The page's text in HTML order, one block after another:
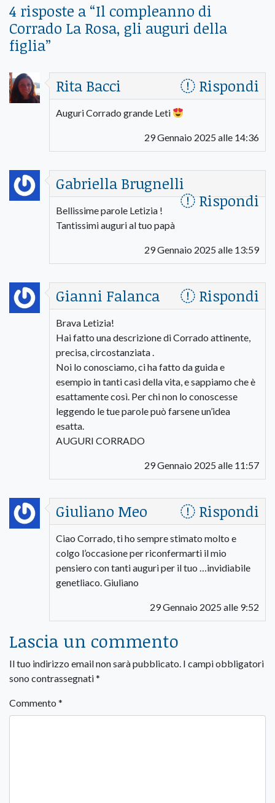
4 risposte a “Il compleanno di
Corrado La Rosa, gli auguri della
figlia”
Rita Bacci
Rispondi
Auguri Corrado grande Leti
29 Gennaio 2025 alle 14:36
Gabriella Brugnelli
Rispondi
Bellissime parole Letizia !
Tantissimi auguri al tuo papà
29 Gennaio 2025 alle 13:59
Gianni Falanca Rispondi
Brava Letizia!
Hai fatto una descrizione di Corrado attinente,
precisa, circostanziata .
Noi lo conosciamo, ci ha fatto da guida e
esempio in tanti casi della vita, e sappiamo che è
esattamente così. Per chi non lo conoscesse
leggendo le tue parole può farsene un’idea
esatta.
AUGURI CORRADO
29 Gennaio 2025 alle 11:57
Giuliano Meo Rispondi
Ciao Corrado, ti ho sempre stimato molto e
colgo l’occasione per riconfermarti il mio
pensiero con tanti auguri per il tuo …invidiabile
genetliaco. Giuliano
29 Gennaio 2025 alle 9:52
Lascia un commento
Il tuo indirizzo email non sarà pubblicato. I campi obbligatori
sono contrassegnati*
Commento *